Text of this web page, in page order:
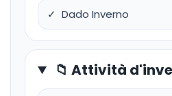
✓ Dado Inverno
📁 Attività